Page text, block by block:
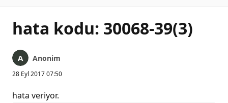
hata kodu: 30068-39(3)
Anonim
28 Eyl 2017 07:50
hata veriyor.